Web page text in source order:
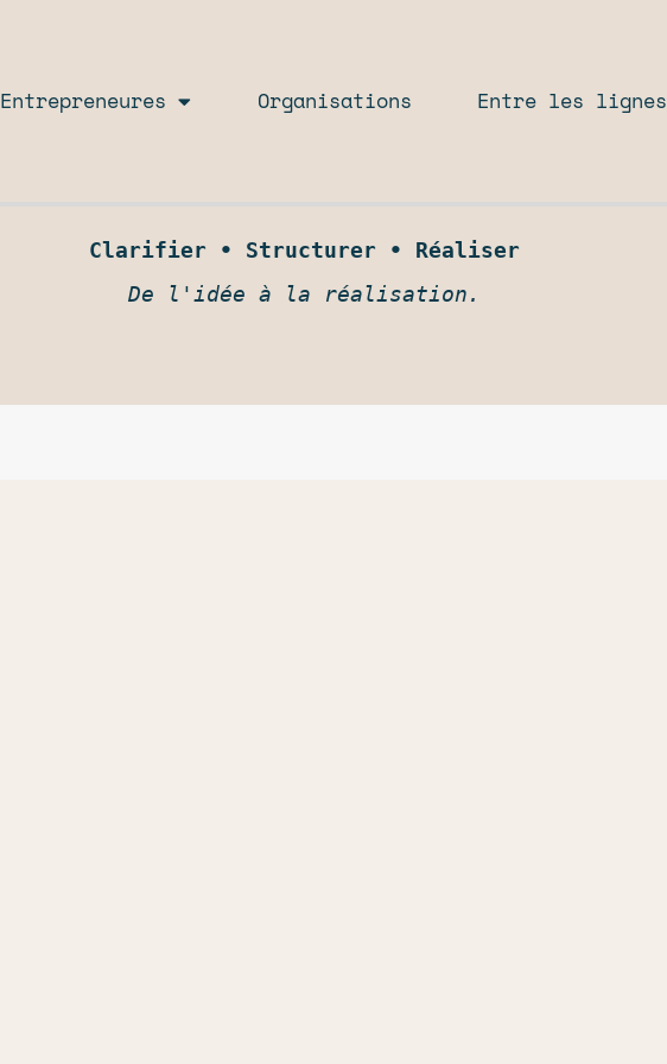
Entrepreneures Organisations Entre les lignes
Clarifier • Structurer • Réaliser
De l'idée à la réalisation.